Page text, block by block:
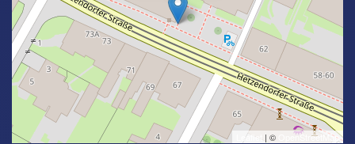
Leaflet | © OpenStreetMap